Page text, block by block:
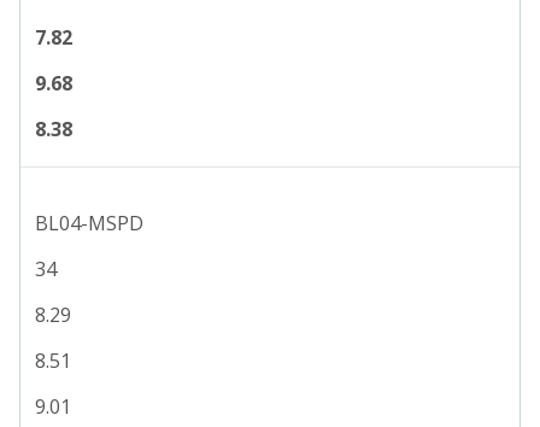
7.82
9.68
8.38
BL04-MSPD
34
8.29
8.51
9.01